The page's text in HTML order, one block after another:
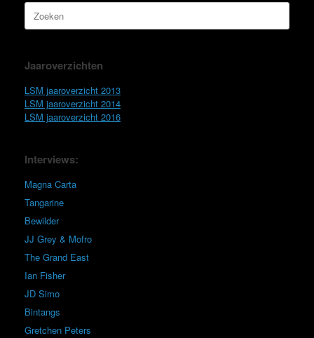
Zoeken
naar:
Jaaroverzichten
LSM jaaroverzicht 2013
LSM jaaroverzicht 2014
LSM jaaroverzicht 2016
Interviews:
Magna Carta
Tangarine
Bewilder
JJ Grey & Mofro
The Grand East
Ian Fisher
JD Simo
Bintangs
Gretchen Peters